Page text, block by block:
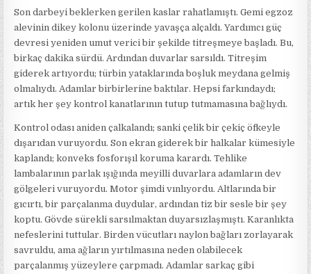
Son darbeyi beklerken gerilen kaslar rahatlamıştı. Gemi egzoz
alevinin dikey kolonu üzerinde yavaşça alçaldı. Yardımcı güç
devresi yeniden umut verici bir şekilde titreşmeye başladı. Bu,
birkaç dakika sürdü. Ardından duvarlar sarsıldı. Titreşim
giderek artıyordu; türbin yataklarında boşluk meydana gelmiş
olmalıydı. Adamlar birbirlerine baktılar. Hepsi farkındaydı;
artık her şey kontrol kanatlarının tutup tutmamasına bağlıydı.
Kontrol odası aniden çalkalandı; sanki çelik bir çekiç öfkeyle
dışarıdan vuruyordu. Son ekran giderek bir halkalar kümesiyle
kaplandı; konveks fosforışıl koruma karardı. Tehlike
lambalarının parlak ışığında meyilli duvarlara adamların dev
gölgeleri vuruyordu. Motor şimdi vınlıyordu. Altlarında bir
gıcırtı, bir parçalanma duydular, ardından tiz bir sesle bir şey
koptu. Gövde sürekli sarsılmaktan duyarsızlaşmıştı. Karanlıkta
nefeslerini tuttular. Birden vücutları naylon bağları zorlayarak
savruldu, ama ağların yırtılmasına neden olabilecek
parçalanmış yüzeylere çarpmadı. Adamlar sarkaç gibi